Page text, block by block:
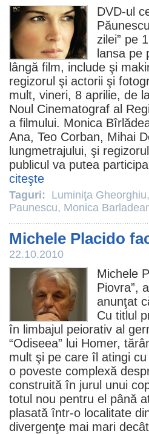
DVD-ul
Păunescu
zilei” pe
lansa pe
lângă film, include şi
regizorul şi actorii şi
mult, vineri, 8 aprilie, de
Noul Cinematograf al
a filmului. Monica
Ana, Teo Corban, Mihai
lungmetrajului, şi
publicul va putea
citeşte
Taguri: Luminiţa Gheorghiu,
Paunescu, Monica
Michele Placido
22.10.2010
Michele
Piovra”,
anunţat
Cu titlul
în limbajul peiorativ al
“Odiseea” lui Homer,
mult şi pe care îl atingi
o poveste complexă
construită în jurul unui
totul nou pentru el până
plasată într-o localitate
divergenţe mai mari